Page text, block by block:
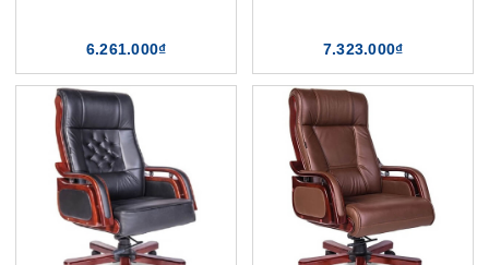
6.261.000₫ 7.323.000₫